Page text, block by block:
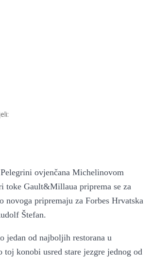
ovjenčana Michelinovom
toke Gault&Millaua priprema se za
novoga pripremaju za Forbes Hrvatska
Štefan.
jedan od najboljih restorana u
toj konobi usred stare jezgre jednog od